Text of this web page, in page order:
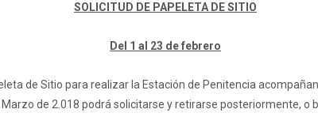
SOLICITUD DE PAPELETA DE SITIO
Del 1 al 23 de febrero
de Sitio para realizar la Estación de Penitencia
de 2.018 podrá solicitarse y retirarse posteriormente, o